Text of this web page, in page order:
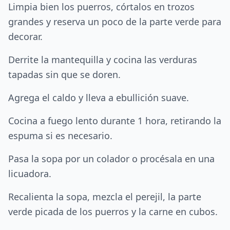
Limpia bien los puerros, córtalos en trozos
grandes y reserva un poco de la parte verde para
decorar.
Derrite la mantequilla y cocina las verduras
tapadas sin que se doren.
Agrega el caldo y lleva a ebullición suave.
Cocina a fuego lento durante 1 hora, retirando la
espuma si es necesario.
Pasa la sopa por un colador o procésala en una
licuadora.
Recalienta la sopa, mezcla el perejil, la parte
verde picada de los puerros y la carne en cubos.